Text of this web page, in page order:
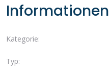
Informationen
Kategorie:
Typ: